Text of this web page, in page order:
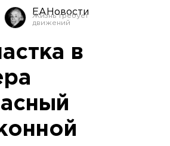
ЕАНовости
в